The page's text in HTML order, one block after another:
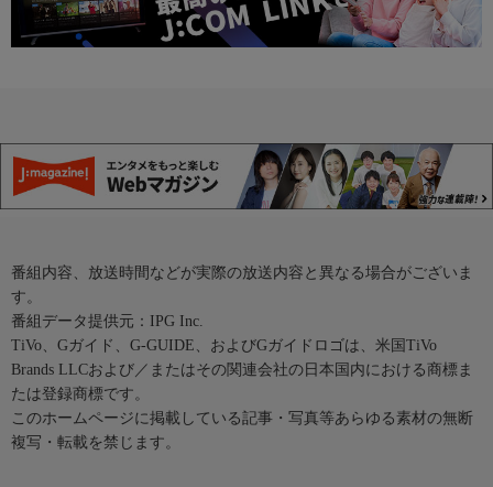
番組内容、放送時間などが実際の放送内容と異なる場合がございま
す。
番組データ提供元：IPG Inc.
TiVo、Gガイド、G-GUIDE、およびGガイドロゴは、米国TiVo
Brands LLCおよび／またはその関連会社の日本国内における商標ま
たは登録商標です。
このホームページに掲載している記事・写真等あらゆる素材の無断
複写・転載を禁じます。